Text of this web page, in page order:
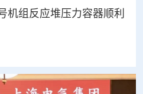
机组反应堆压力容器顺利